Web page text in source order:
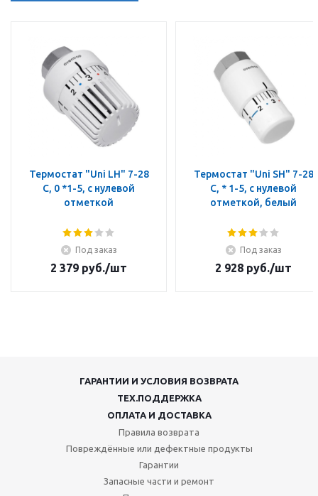
Термостат "Uni LH" 7-28
C, 0 *1-5, с нулевой
отметкой
Под заказ
2 379 руб./шт
Термостат "Uni SH" 7-28
C, * 1-5, с нулевой
отметкой, белый
Под заказ
2 928 руб./шт
ГАРАНТИИ И УСЛОВИЯ ВОЗВРАТА
ТЕХ.ПОДДЕРЖКА
ОПЛАТА И ДОСТАВКА
Правила возврата
Повреждённые или дефектные продукты
Гарантии
Запасные части и ремонт